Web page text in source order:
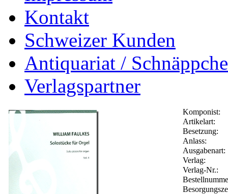
Kontakt
Schweizer Kunden
Antiquariat /
Verlagspartner
Komponist:
Artikelart:
Besetzung:
Anlass:
Ausgabenart:
Verlag:
Verlag-Nr.: